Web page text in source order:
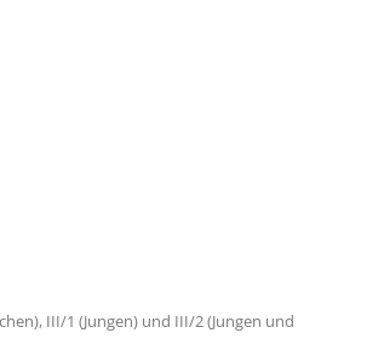
III/1 (Jungen) und III/2 (Jungen und